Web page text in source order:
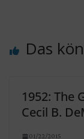
Das
1952: The
Cecil B.
01/22/2015